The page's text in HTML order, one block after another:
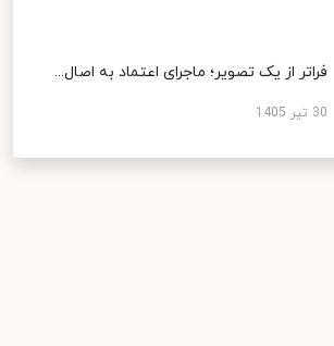
فراتر از یک تصویر؛ ماجرای اعتماد به اصال...
30 تیر 1405